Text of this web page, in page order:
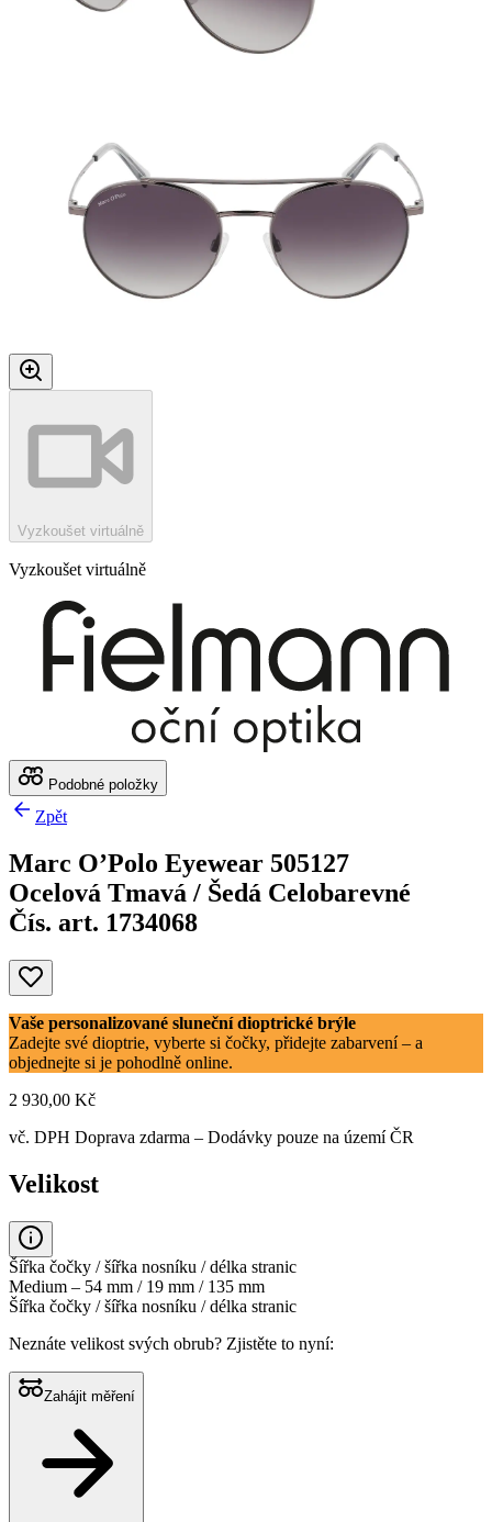
Vyzkoušet virtuálně
Vyzkoušet virtuálně
Podobné položky
Zpět
Marc O’Polo Eyewear 505127
Ocelová Tmavá / Šedá Celobarevné
Čís. art. 1734068
Vaše personalizované sluneční dioptrické brýle
Zadejte své dioptrie, vyberte si čočky, přidejte zabarvení – a
objednejte si je pohodlně online.
2 930,00 Kč
vč. DPH Doprava zdarma – Dodávky pouze na území ČR
Velikost
Šířka čočky / šířka nosníku / délka stranic
Medium – 54 mm / 19 mm / 135 mm
Šířka čočky / šířka nosníku / délka stranic
Neznáte velikost svých obrub? Zjistěte to nyní:
Zahájit měření